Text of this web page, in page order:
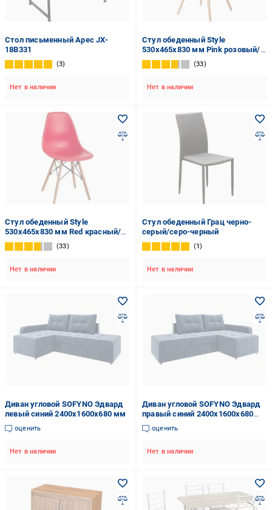
Стол письменный Арес JX-
18B331
3
Нет в наличии
Стул обеденный Style
530x465x830 мм Pink розовый/
бук
33
Нет в наличии
Стул обеденный Style
530x465x830 мм Red красный/
бук
33
Нет в наличии
Стул обеденный Грац черно-
серый/серо-черный
1
Нет в наличии
Диван угловой SOFYNO Эдвард
левый синий 2400x1600x680 мм
оценить
Нет в наличии
Диван угловой SOFYNO Эдвард
правый синий 2400x1600x680
мм
оценить
Нет в наличии